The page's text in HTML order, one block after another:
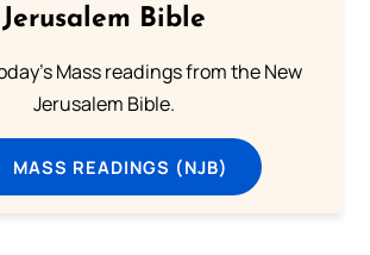
Jerusalem Bible
Mass readings from the New
Jerusalem Bible.
MASS READINGS (NJB)